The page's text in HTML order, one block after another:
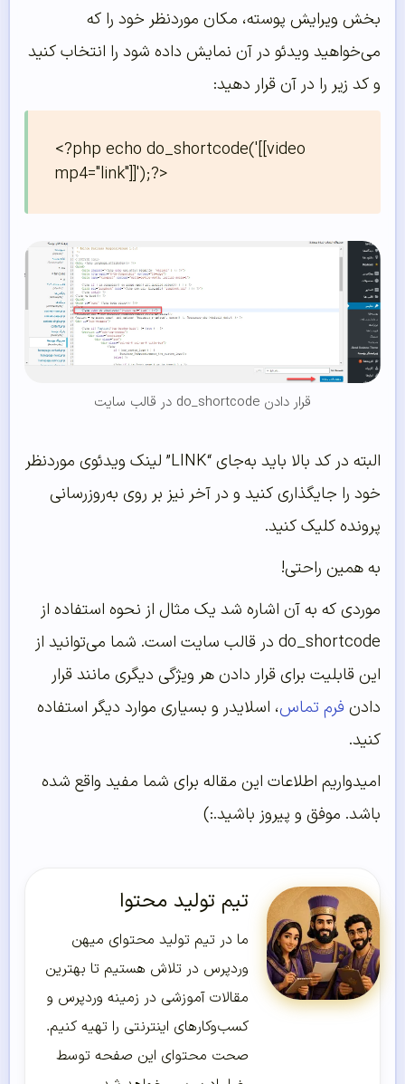
بخش ویرایش پوسته، مکان موردنظر خود را که
می‌خواهید ویدئو در آن نمایش داده شود را انتخاب کنید
و کد زیر را در آن قرار دهید:
<?php echo do_shortcode('[[video
mp4="link"]]');?>
قرار دادن do_shortcode در قالب سایت
البته در کد بالا باید به‌جای “LINK” لینک ویدئوی موردنظر
خود را جایگذاری کنید و در آخر نیز بر روی به‌روزرسانی
پرونده کلیک کنید.
به همین راحتی!
موردی که به آن اشاره شد یک مثال از نحوه استفاده از
do_shortcode در قالب سایت است. شما می‌‌توانید از
این قابلیت برای قرار دادن هر ویژگی دیگری مانند قرار
دادنفرم تماس، اسلایدر و بسیاری موارد دیگر استفاده
کنید.
امیدواریم اطلاعات این مقاله برای شما مفید واقع شده
باشد. موفق و پیروز باشید.:)
تیم تولید محتوا
ما در تیم تولید محتوای میهن
وردپرس در تلاش هستیم تا بهترین
مقالات آموزشی در زمینه وردپرس و
کسب‌و‌کارهای اینترنتی را تهیه کنیم.
صحت محتوای این صفحه توسط